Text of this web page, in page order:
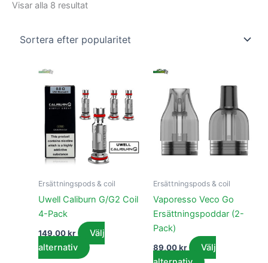
Visar alla 8 resultat
Ersättningspods & coil
Uwell Caliburn G/G2 Coil
4-Pack
149,00kr
Välj
alternativ
produkten
har
flera
varianter.
De
kan
väljas
på
produktsidan
Ersättningspods & coil
Vaporesso Veco Go
Ersättningspoddar (2-
Pack)
89,00kr
Välj
produkten
har
varianter.
kan
väljas
på
produktsidan